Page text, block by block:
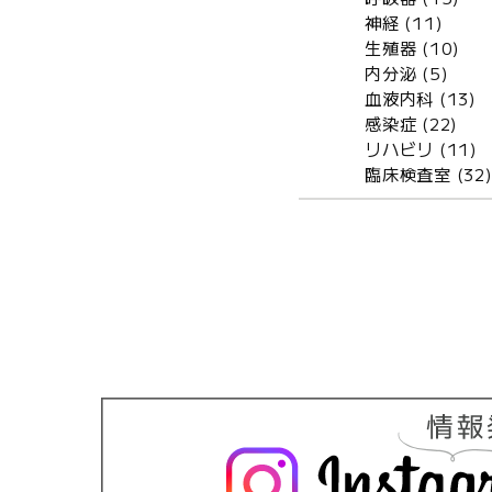
神経 (11)
生殖器 (10)
内分泌 (5)
血液内科 (13)
感染症 (22)
リハビリ (11)
臨床検査室 (32)